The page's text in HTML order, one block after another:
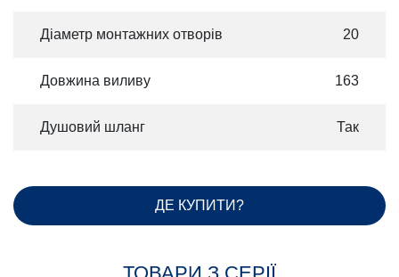
Діаметр монтажних отворів 20
Довжина виливу 163
Душовий шланг Так
ДЕ КУПИТИ?